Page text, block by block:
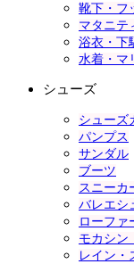
靴下・フ
マタニテ
浴衣・下
水着・マ
シューズ
シューズ
パンプス
サンダル
ブーツ
スニーカ
バレエシ
ローファ
モカシン
レイン・